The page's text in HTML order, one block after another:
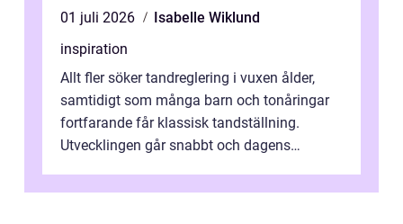
01 juli 2026
Isabelle Wiklund
inspiration
Allt fler söker tandreglering i vuxen ålder,
samtidigt som många barn och tonåringar
fortfarande får klassisk tandställning.
Utvecklingen går snabbt och dagens